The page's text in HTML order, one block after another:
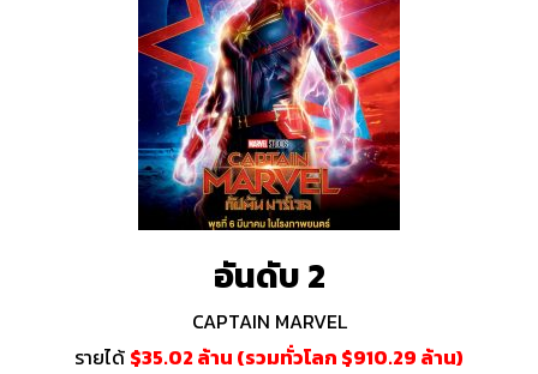
อันดับ 2
CAPTAIN MARVEL
รายได้ $35.02 ล้าน (รวมทั่วโลก $910.29 ล้าน)